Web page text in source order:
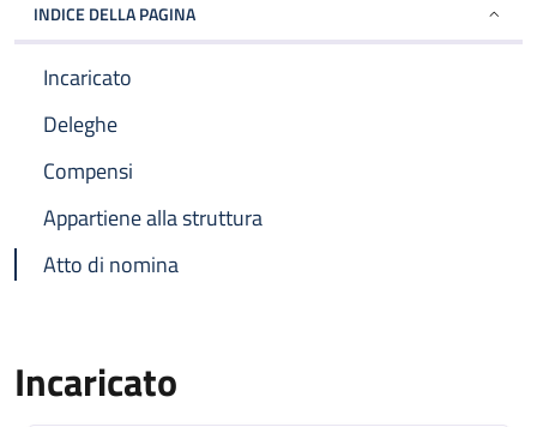
INDICE DELLA PAGINA
Incaricato
Deleghe
Compensi
Appartiene alla struttura
Atto di nomina
Incaricato